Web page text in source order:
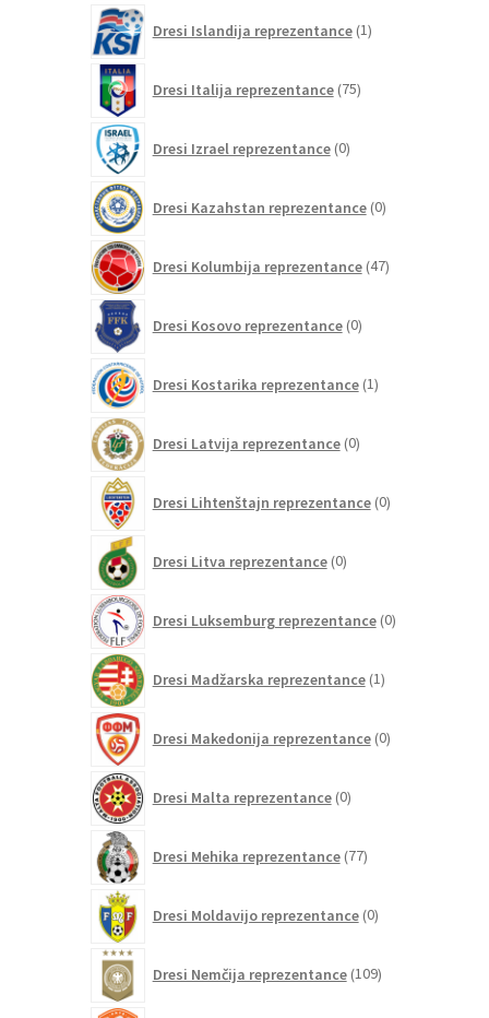
Dresi Islandija reprezentance 1izdelek
Dresi Italija reprezentance 75izdelkov
Dresi Izrael reprezentance 0izdelkov
Dresi Kazahstan reprezentance 0izdelkov
Dresi Kolumbija reprezentance 47izdelkov
Dresi Kosovo reprezentance 0izdelkov
Dresi Kostarika reprezentance 1izdelek
Dresi Latvija reprezentance 0izdelkov
Dresi Lihtenštajn reprezentance 0izdelkov
Dresi Litva reprezentance 0izdelkov
Dresi Luksemburg reprezentance 0izdelkov
Dresi Madžarska reprezentance 1izdelek
Dresi Makedonija reprezentance 0izdelkov
Dresi Malta reprezentance 0izdelkov
Dresi Mehika reprezentance 77izdelkov
Dresi Moldavijo reprezentance 0izdelkov
Dresi Nemčija reprezentance 109izdelkov